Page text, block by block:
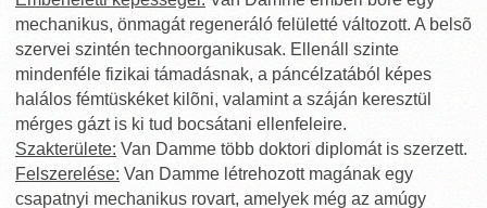
mechanikus, önmagát regeneráló felületté változott. A belsõ
szervei szintén technoorganikusak. Ellenáll szinte
mindenféle fizikai támadásnak, a páncélzatából képes
halálos fémtüskéket kilõni, valamint a száján keresztül
mérges gázt is ki tud bocsátani ellenfeleire.
Szakterülete: Van Damme több doktori diplomát is szerzett.
Felszerelése: Van Damme létrehozott magának egy
csapatnyi mechanikus rovart, amelyek még az amúgy